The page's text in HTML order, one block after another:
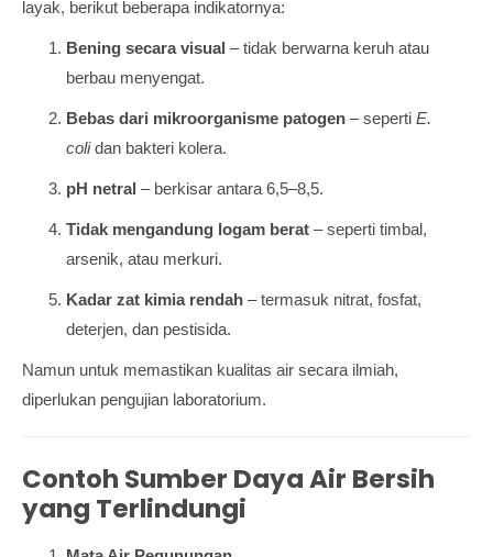
layak, berikut beberapa indikatornya:
Bening secara visual – tidak berwarna keruh atau
berbau menyengat.
Bebas dari mikroorganisme patogen – seperti E.
colidan bakteri kolera.
pH netral – berkisar antara 6,5–8,5.
Tidak mengandung logam berat – seperti timbal,
arsenik, atau merkuri.
Kadar zat kimia rendah – termasuk nitrat, fosfat,
deterjen, dan pestisida.
Namun untuk memastikan kualitas air secara ilmiah,
diperlukan pengujian laboratorium.
Contoh Sumber Daya Air Bersih
yang Terlindungi